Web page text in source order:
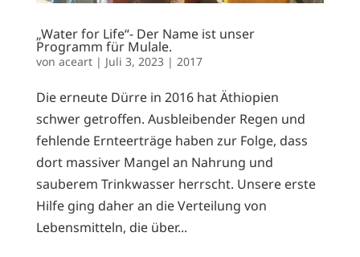
„Water for Life“- Der Name ist unser
Programm für Mulale.
von aceart| Juli 3, 2023| 2017
Die erneute Dürre in 2016 hat Äthiopien
schwer getroffen. Ausbleibender Regen und
fehlende Ernteerträge haben zur Folge, dass
dort massiver Mangel an Nahrung und
sauberem Trinkwasser herrscht. Unsere erste
Hilfe ging daher an die Verteilung von
Lebensmitteln, die über...